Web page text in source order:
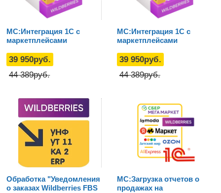
МС:Интеграция 1С с
маркетплейсами
Яндекс.Маркет) для 1С
[УТ 11 / КА 2 / ERP]
39 950руб.
44 389руб.
МС:Интеграция 1С с
маркетплейсами
Яндекс.Маркет) для
1С:УНФ
39 950руб.
44 389руб.
Обработка "Уведомления
о заказах Wildberries FBS
МС:Загрузка отчетов о
продажах на